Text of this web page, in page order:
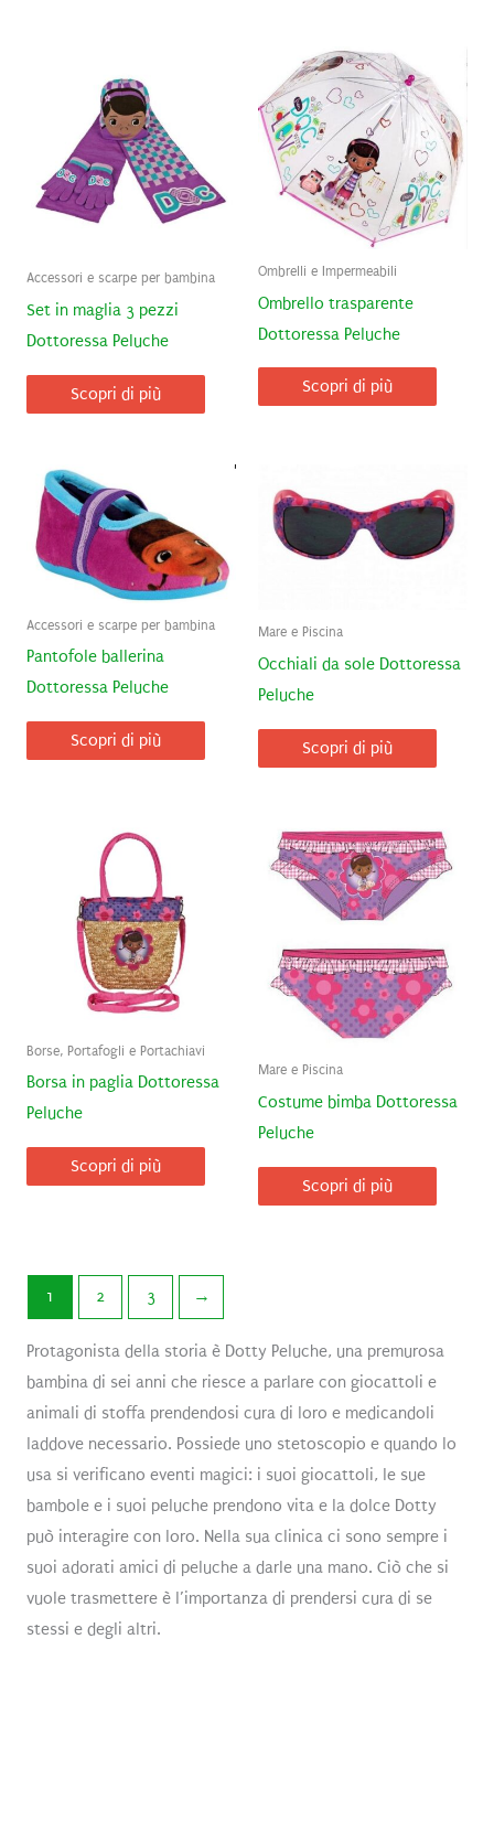
Accessori e scarpe per bambina
Set in maglia 3 pezzi
Dottoressa Peluche
Scopri di più
Ombrelli e Impermeabili
Ombrello trasparente
Dottoressa Peluche
Scopri di più
Accessori e scarpe per bambina
Pantofole ballerina
Dottoressa Peluche
Scopri di più
Mare e Piscina
Occhiali da sole Dottoressa
Peluche
Scopri di più
Borse, Portafogli e Portachiavi
Borsa in paglia Dottoressa
Peluche
Scopri di più
Mare e Piscina
Costume bimba Dottoressa
Peluche
Scopri di più
1 2 3 →
Protagonista della storia è Dotty Peluche, una premurosa
bambina di sei anni che riesce a parlare con giocattoli e
animali di stoffa prendendosi cura di loro e medicandoli
laddove necessario. Possiede uno stetoscopio e quando lo
usa si verificano eventi magici: i suoi giocattoli, le sue
bambole e i suoi peluche prendono vita e la dolce Dotty
può interagire con loro. Nella sua clinica ci sono sempre i
suoi adorati amici di peluche a darle una mano. Ciò che si
vuole trasmettere è l’importanza di prendersi cura di se
stessi e degli altri.